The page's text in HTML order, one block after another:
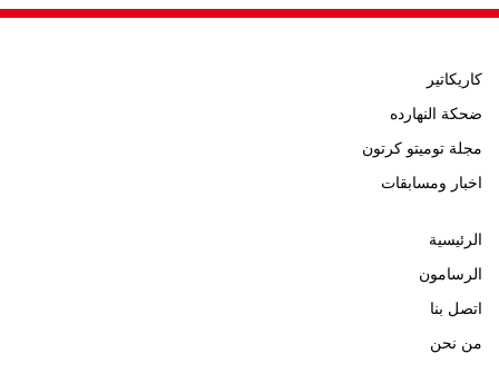
كاريكاتير
ضحكة النهارده
مجلة توميتو كرتون
اخبار ومسابقات
الرئيسية
الرسامون
اتصل بنا
من نحن